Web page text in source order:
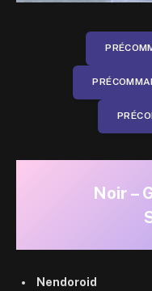
Noir –
Nendoroid